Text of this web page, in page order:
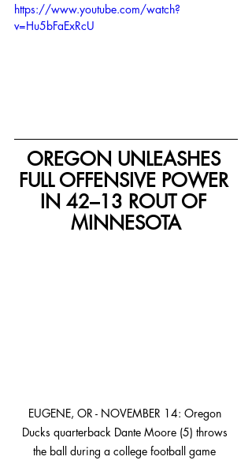
https://www.youtube.com/watch?
v=Hu5bFaExRcU
OREGON UNLEASHES
FULL OFFENSIVE POWER
IN 42–13 ROUT OF
MINNESOTA
EUGENE, OR - NOVEMBER 14: Oregon
Ducks quarterback Dante Moore (5) throws
the ball during a college football game